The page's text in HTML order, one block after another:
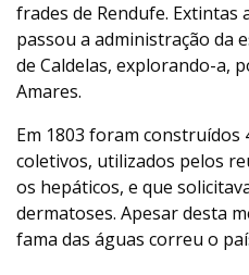
frades de Rendufe. Extintas
passou a administração da
de Caldelas, explorando-a,
Amares.
Em 1803 foram construídos
coletivos, utilizados pelos
os hepáticos, e que
dermatoses. Apesar desta
fama das águas correu o